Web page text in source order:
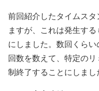
前回紹介したタイムス
ますが、これは発生す
にしました。数回くら
回数を数えて、特定の
制終了することにしまし